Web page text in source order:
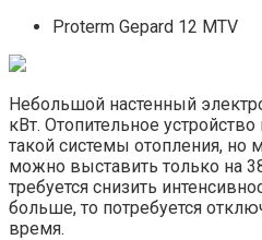
Proterm Gepard 12 MTV
Небольшой настенный
кВт. Отопительное
такой системы отопления, но
можно выставить только на
требуется снизить
больше, то потребуется
время.